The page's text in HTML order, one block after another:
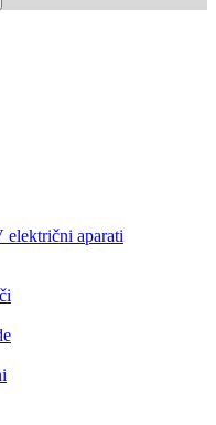
aparati